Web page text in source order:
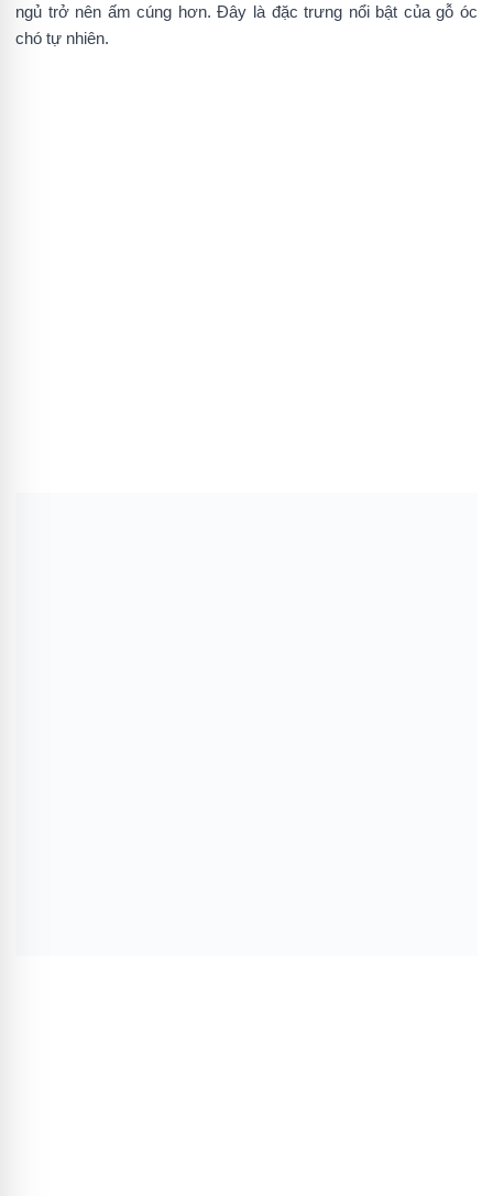
ngủ trở nên ấm cúng hơn. Đây là đặc trưng nổi bật của gỗ óc
chó tự nhiên.